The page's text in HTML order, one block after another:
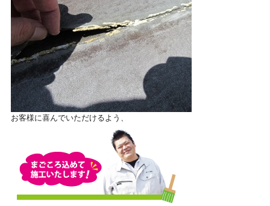
お客様に喜んでいただけるよう、